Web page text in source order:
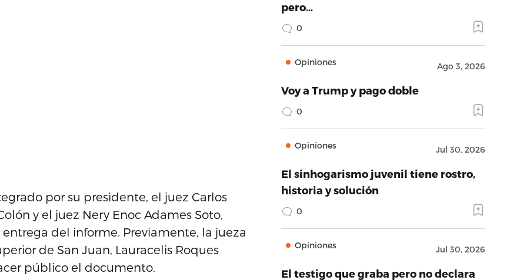
por su presidente, el juez Carlos
y el juez Nery Enoc Adames Soto,
del informe. Previamente, la jueza
de San Juan, Lauracelis Roques
público el documento.
pero…
0
Opiniones Ago 3, 2026
Voy a Trump y pago doble
0
Opiniones Jul 30, 2026
El sinhogarismo juvenil tiene rostro,
historia y solución
0
Opiniones Jul 30, 2026
El testigo que graba pero no declara